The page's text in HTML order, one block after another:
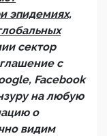
эпидемиях,
сектор
с
Facebook
на любую
о
видим